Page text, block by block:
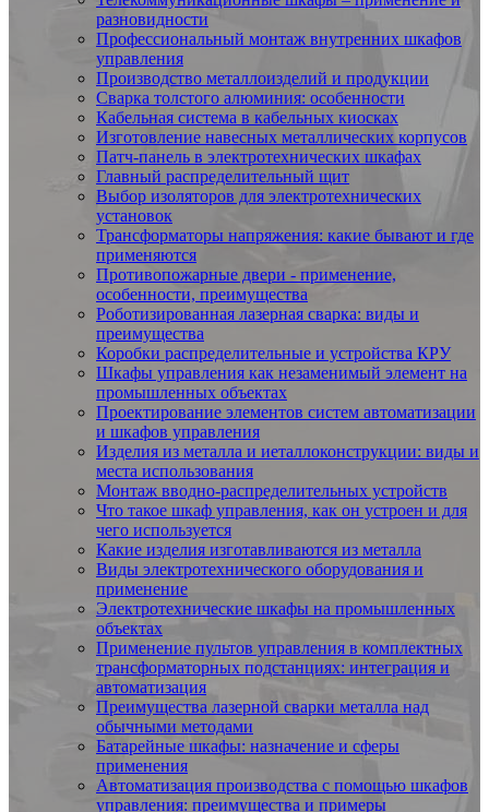
разновидности
Профессиональный монтаж внутренних шкафов
управления
Производство металлоизделий и продукции
Сварка толстого алюминия: особенности
Кабельная система в кабельных киосках
Изготовление навесных металлических корпусов
Патч-панель в электротехнических шкафах
Главный распределительный щит
Выбор изоляторов для электротехнических
установок
Трансформаторы напряжения: какие бывают и где
применяются
Противопожарные двери - применение,
особенности, преимущества
Роботизированная лазерная сварка: виды и
преимущества
Коробки распределительные и устройства КРУ
Шкафы управления как незаменимый элемент на
промышленных объектах
Проектирование элементов систем автоматизации
и шкафов управления
Изделия из металла и иеталлоконструкции: виды и
места использования
Монтаж вводно-распределительных устройств
Что такое шкаф управления, как он устроен и для
чего используется
Какие изделия изготавливаются из металла
Виды электротехнического оборудования и
применение
Электротехнические шкафы на промышленных
объектах
Применение пультов управления в комплектных
трансформаторных подстанциях: интеграция и
автоматизация
Преимущества лазерной сварки металла над
обычными методами
Батарейные шкафы: назначение и сферы
применения
Автоматизация производства с помощью шкафов
управления: преимущества и примеры